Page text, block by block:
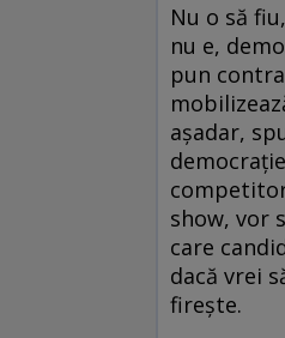
Nu o să
nu e,
pun
așadar,
show, vor
care
dacă vrei
firește.